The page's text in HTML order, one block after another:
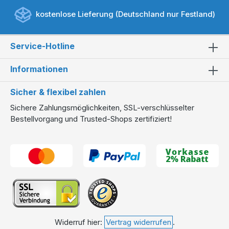
kostenlose Lieferung (Deutschland nur Festland)
Service-Hotline
Informationen
Sicher & flexibel zahlen
Sichere Zahlungsmöglichkeiten, SSL-verschlüsselter
Bestellvorgang und Trusted-Shops zertifiziert!
Widerruf hier: Vertrag widerrufen .